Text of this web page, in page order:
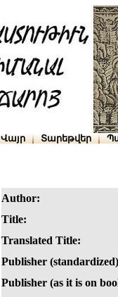
Վայր Տարեթվեր
Author:
Title:
Translated Title:
Publisher
Publisher (as it is on